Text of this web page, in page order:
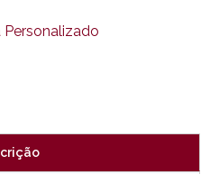
Personalizado